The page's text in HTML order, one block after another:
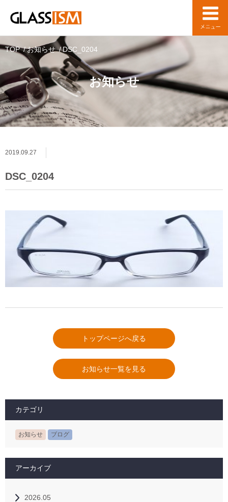
お知らせ
TOP お知らせ DSC_0204
2019.09.27
DSC_0204
トップページへ戻る
お知らせ一覧を見る
カテゴリ
お知らせ ブログ
アーカイブ
2026.05